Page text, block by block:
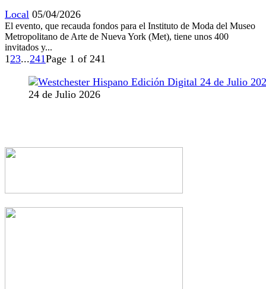
Local 05/04/2026
El evento, que recauda fondos para el Instituto de Moda del Museo
Metropolitano de Arte de Nueva York (Met), tiene unos 400
invitados y...
123...241Page 1 of 241
24 de Julio 2026